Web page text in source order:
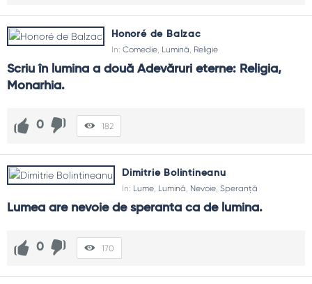
Honoré de Balzac
In: Comedie Lumină Religie
Scriu în lumina a două Adevăruri eterne: Religia,
Monarhia.
0 182
Dimitrie Bolintineanu
In: Lume Lumină Nevoie Speranță
Lumea are nevoie de speranta ca de lumina.
0 170